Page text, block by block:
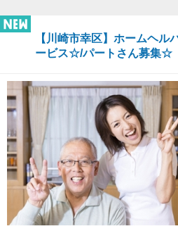
【川崎市幸区】ホームヘ
ービス☆/パートさん募集☆